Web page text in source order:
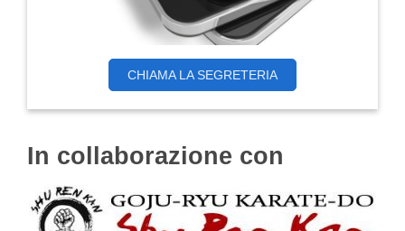
CHIAMA LA SEGRETERIA
In collaborazione con